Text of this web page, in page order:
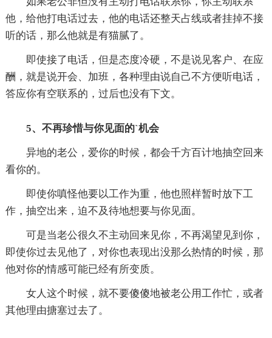
他，给他打电话过去，他的电话还整天占线或者挂掉不接
听的话，那么他就是有猫腻了。
即使接了电话，但是态度冷硬，不是说见客户、在应
酬，就是说开会、加班，各种理由说自己不方便听电话，
答应你有空联系的，过后也没有下文。
5、不再珍惜与你见面的`机会
异地的老公，爱你的时候，都会千方百计地抽空回来
看你的。
即使你嗔怪他要以工作为重，他也照样暂时放下工
作，抽空出来，迫不及待地想要与你见面。
可是当老公很久不主动回来见你，不再渴望见到你，
即使你过去见他了，对你也表现出没那么热情的时候，那
他对你的情感可能已经有所变质。
女人这个时候，就不要傻傻地被老公用工作忙，或者
其他理由搪塞过去了。